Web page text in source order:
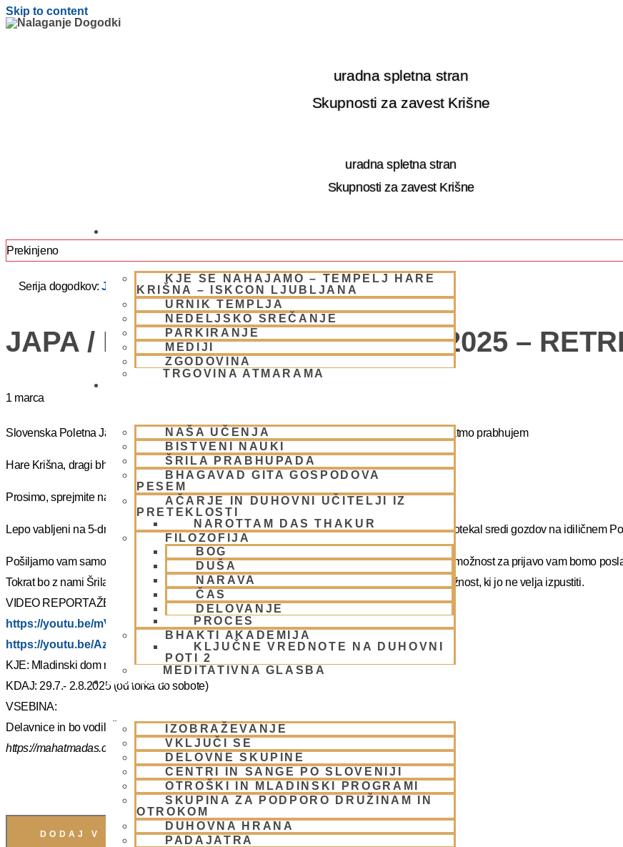
Skip to content
uradna spletna stran
Skupnosti za zavest Krišne
uradna spletna stran
Skupnosti za zavest Krišne
KJE SE NAHAJAMO – TEMPELJ HARE
KRIŠNA – ISKCON LJUBLJANA
URNIK TEMPLJA
NEDELJSKO SREČANJE
PARKIRANJE
MEDIJI
ZGODOVINA
TRGOVINA ATMARAMA
NAŠA UČENJA
BISTVENI NAUKI
ŠRILA PRABHUPADA
BHAGAVAD GITA GOSPODOVA
PESEM
AČARJE IN DUHOVNI UČITELJI IZ
PRETEKLOSTI
NAROTTAM DAS THAKUR
FILOZOFIJA
BOG
DUŠA
NARAVA
ČAS
DELOVANJE
PROCES
BHAKTI AKADEMIJA
KLJUČNE VREDNOTE NA DUHOVNI
POTI 2
MEDITATIVNA GLASBA
SKUPNOST
IZOBRAŽEVANJE
VKLJUČI SE
DELOVNE SKUPINE
CENTRI IN SANGE PO SLOVENIJI
OTROŠKI IN MLADINSKI PROGRAMI
SKUPINA ZA PODPORO DRUŽINAM IN
OTROKOM
DUHOVNA HRANA
PADAJATRA
Prekinjeno
Serija dogodkov:JAPA / KIRTAN UMIK POHORJE 2025 – RETRET SLOVENIA
JAPA / KIRTAN UMIK POHORJE 2025 –
1 marca
Slovenska Poletna Jatra vas vabi na DUHOVNI UMIK 2025 – »Japa duhovni umik z NM Mahatmo prabhujem
Hare Krišna, dragi bhakte!
Prosimo, sprejmite naše ponižno spoštovanje! Vsa slava Šrila Prabhupadu!
Lepo vabljeni na 5-dnevno nepozabno transcendentalno izkušnjo na DUHOVNI UMIK, ki bo potekal sredi gozdov na idiličnem
Pošiljamo vam samo osnovno informacijo tako da si lahko rezervirate dopust. Več podatkov in možnost za prijavo vam bomo
Tokrat bo z nami Šrila Prabhupadov učenec, duhovni učitelj NM Mahatma prabhu. Redka priložnost, ki jo ne velja izpustiti.
VIDEO REPORTAŽE IZ PREJŠNIH UMIKOV – KLIKNI 🙂
https://youtu.be/mVmx_h4mTCc?si=iYB7KXEdqz7Nz2is
https://youtu.be/AziuZJyrho4?si=Zr5a_H8Hj-X888vW
KJE: Mladinski dom na Smolniku (mariborsko Pohorje)
KDAJ: 29.7.- 2.8.2025 (od torka do sobote)
VSEBINA:
Delavnice in bo vodil, Šrila Prabhupadov učenec NM Mahatma prabhu
https://mahatmadas.com
DODAJ V KOLEDAR